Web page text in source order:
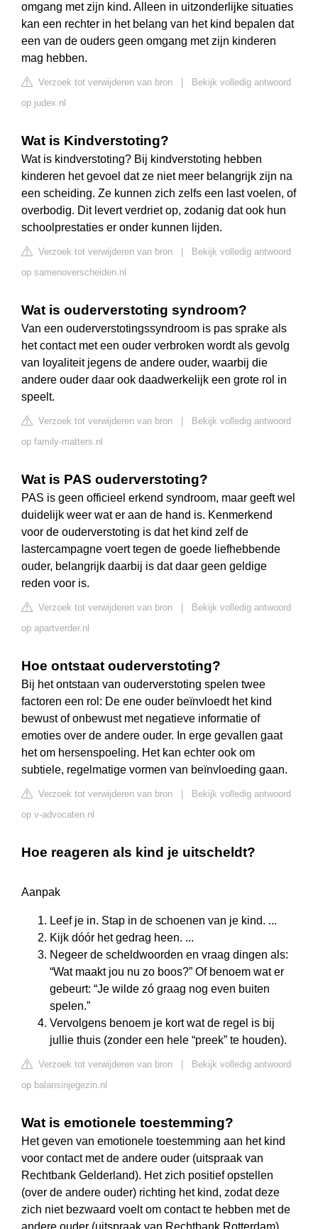
omgang met zijn kind. Alleen in uitzonderlijke situaties
kan een rechter in het belang van het kind bepalen dat
een van de ouders geen omgang met zijn kinderen
mag hebben.
Verzoek tot verwijderen van bron
Bekijk volledig antwoord
op judex.nl
Wat is Kindverstoting?
Wat is kindverstoting? Bij kindverstoting hebben
kinderen het gevoel dat ze niet meer belangrijk zijn na
een scheiding. Ze kunnen zich zelfs een last voelen, of
overbodig. Dit levert verdriet op, zodanig dat ook hun
schoolprestaties er onder kunnen lijden.
Verzoek tot verwijderen van bron
Bekijk volledig antwoord
op samenoverscheiden.nl
Wat is ouderverstoting syndroom?
Van een ouderverstotingssyndroom is pas sprake als
het contact met een ouder verbroken wordt als gevolg
van loyaliteit jegens de andere ouder, waarbij die
andere ouder daar ook daadwerkelijk een grote rol in
speelt.
Verzoek tot verwijderen van bron
Bekijk volledig antwoord
op family-matters.nl
Wat is PAS ouderverstoting?
PAS is geen officieel erkend syndroom, maar geeft wel
duidelijk weer wat er aan de hand is. Kenmerkend
voor de ouderverstoting is dat het kind zelf de
lastercampagne voert tegen de goede liefhebbende
ouder, belangrijk daarbij is dat daar geen geldige
reden voor is.
Verzoek tot verwijderen van bron
Bekijk volledig antwoord
op apartverder.nl
Hoe ontstaat ouderverstoting?
Bij het ontstaan van ouderverstoting spelen twee
factoren een rol: De ene ouder beïnvloedt het kind
bewust of onbewust met negatieve informatie of
emoties over de andere ouder. In erge gevallen gaat
het om hersenspoeling. Het kan echter ook om
subtiele, regelmatige vormen van beïnvloeding gaan.
Verzoek tot verwijderen van bron
Bekijk volledig antwoord
op v-advocaten.nl
Hoe reageren als kind je uitscheldt?
Aanpak
Leef je in. Stap in de schoenen van je kind. ...
Kijk dóór het gedrag heen. ...
Negeer de scheldwoorden en vraag dingen als:
“Wat maakt jou nu zo boos?” Of benoem wat er
gebeurt: “Je wilde zó graag nog even buiten
spelen.”
Vervolgens benoem je kort wat de regel is bij
jullie thuis (zonder een hele “preek” te houden).
Verzoek tot verwijderen van bron
Bekijk volledig antwoord
op balansinjegezin.nl
Wat is emotionele toestemming?
Het geven van emotionele toestemming aan het kind
voor contact met de andere ouder (uitspraak van
Rechtbank Gelderland). Het zich positief opstellen
(over de andere ouder) richting het kind, zodat deze
zich niet bezwaard voelt om contact te hebben met de